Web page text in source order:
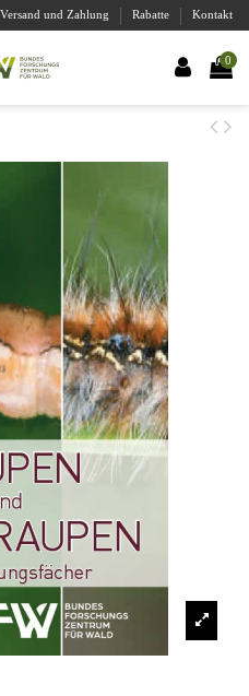
Versand und Zahlung Rabatte Kontakt
0